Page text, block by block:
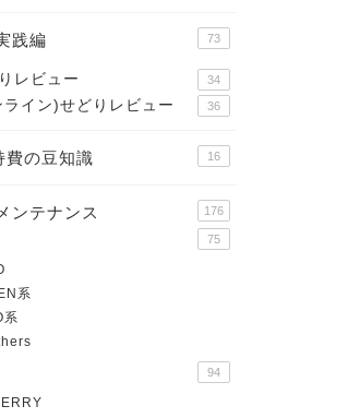
践編 73
レビュー 34
ライン)せどりレビュー 36
費の豆知識 16
ンテナンス 176
75
系
系
94